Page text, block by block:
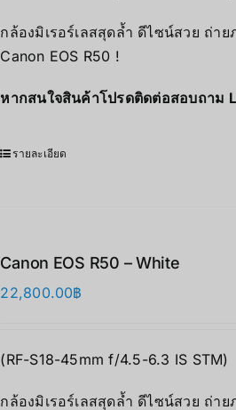
กล้องมิเรอร์เลสสุดล้ำ ดีไซน์สวย ถ่
Canon EOS R50 !
หากสนใจสินค้าโปรดติดต่อสอบถาม
รายละเอียด
Canon EOS R50 – White
22,800.00฿
(RF-S18-45mm f/4.5-6.3 IS STM)
กล้องมิเรอร์เลสสุดล้ำ ดีไซน์สวย ถ่